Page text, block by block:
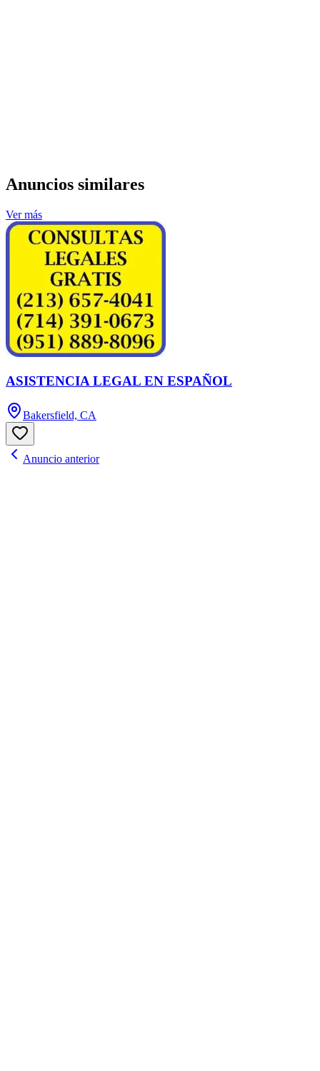
Anuncios similares
Ver más
ASISTENCIA LEGAL EN ESPAÑOL
Bakersfield, CA
Anuncio anterior